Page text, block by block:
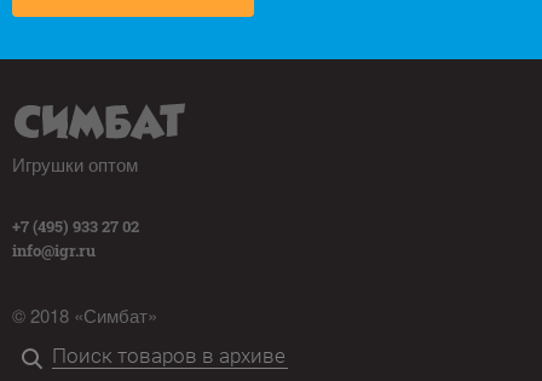
Игрушки оптом
+7 (495) 933 27 02
info@igr.ru
© 2018 «Симбат»